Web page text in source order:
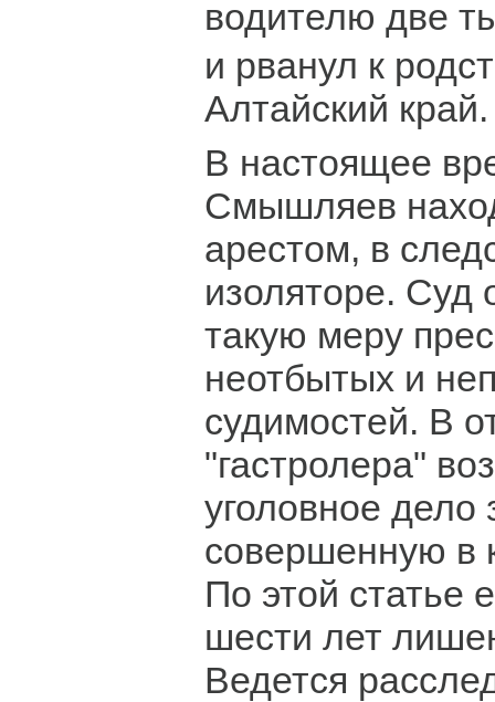
водителю две
и рванул к
Алтайский край.
В настоящее
Смышляев
арестом, в
изоляторе. Суд
такую меру
неотбытых и
судимостей. В
"гастролера"
уголовное дело
совершенную в
По этой статье
шести лет
Ведется